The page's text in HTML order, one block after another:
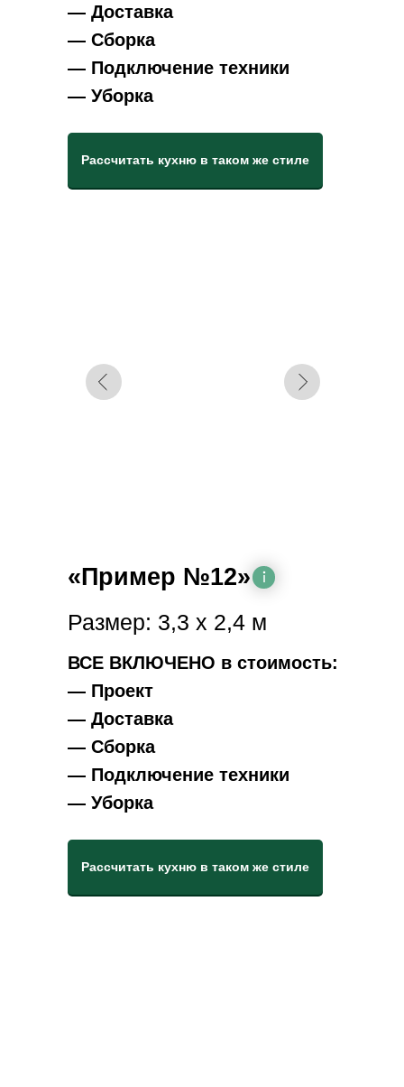
ВСЕ ВКЛЮЧЕНО в стоимость:
— Проект
— Доставка
— Сборка
— Подключение техники
— Уборка
«Пример №12»
Размер: 3,3 х 2,4 м
— Доставка
— Сборка
— Подключение техники
— Уборка
Рассчитать кухню в таком же стиле
Рассчитать кухню в таком же стиле